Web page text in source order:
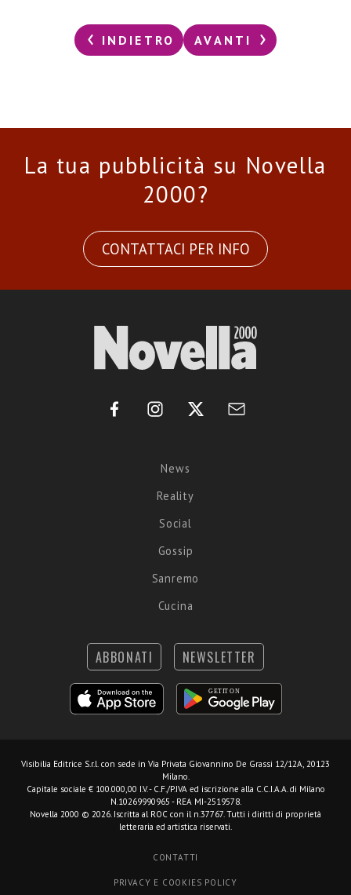
INDIETRO AVANTI
La tua pubblicità su Novella
2000?
CONTATTACI PER INFO
News
Reality
Social
Gossip
Sanremo
Cucina
ABBONATI NEWSLETTER
Visibilia Editrice S.r.l. con sede in Via Privata Giovannino De Grassi 12/12A, 20123
Milano.
Capitale sociale € 100.000,00 I.V. - C.F./P.IVA ed iscrizione alla C.C.I.A.A. di Milano
N.10269990965 - REA MI-2519578.
Novella 2000 © 2026. Iscritta al ROC con il n.37767. Tutti i diritti di proprietà
letteraria ed artistica riservati.
CONTATTI
PRIVACY E COOKIES POLICY